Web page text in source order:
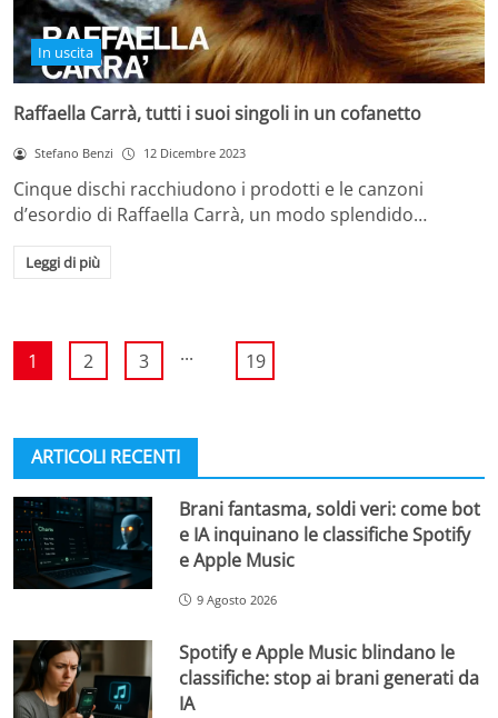
In uscita
Raffaella Carrà, tutti i suoi singoli in un cofanetto
Stefano Benzi 12 Dicembre 2023
Cinque dischi racchiudono i prodotti e le canzoni
d’esordio di Raffaella Carrà, un modo splendido…
Leggi di più
1 2 3 ... 19
ARTICOLI RECENTI
Brani fantasma, soldi veri: come bot
e IA inquinano le classifiche Spotify
e Apple Music
9 Agosto 2026
Spotify e Apple Music blindano le
classifiche: stop ai brani generati da
IA